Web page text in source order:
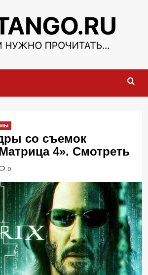
со съемок
4». Смотреть
0